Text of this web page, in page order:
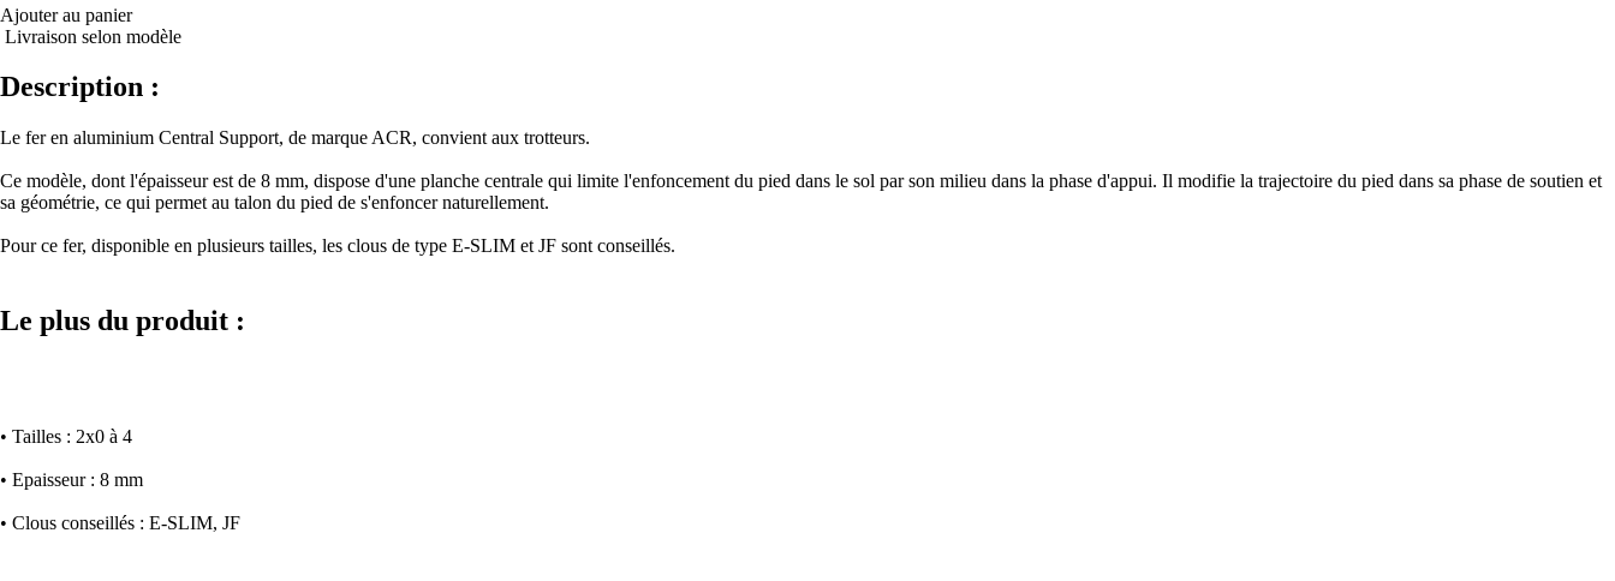
Ajouter au panier
Livraison selon modèle
Description :
Le fer en aluminium Central Support, de marque ACR, convient aux trotteurs.
Ce modèle, dont l'épaisseur est de 8 mm, dispose d'une planche centrale qui limite l'enfoncement du pied dans le sol par son milieu dans la phase d'appui. Il modifie la trajectoire du pied dans sa phase de soutien et
sa géométrie, ce qui permet au talon du pied de s'enfoncer naturellement.
Pour ce fer, disponible en plusieurs tailles, les clous de type E-SLIM et JF sont conseillés.
Le plus du produit :
• Tailles : 2x0 à 4
• Epaisseur : 8 mm
• Clous conseillés : E-SLIM, JF